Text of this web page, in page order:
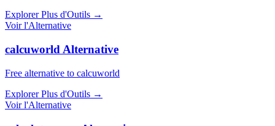
Explorer Plus d'Outils →
Voir l'Alternative
calcuworld Alternative
Free alternative to calcuworld
Explorer Plus d'Outils →
Voir l'Alternative